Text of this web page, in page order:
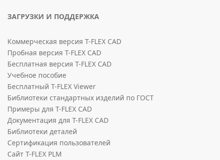
ЗАГРУЗКИ И ПОДДЕРЖКА
Коммерческая версия T-FLEX CAD
Пробная версия T-FLEX CAD
Бесплатная версия T-FLEX CAD
Учебное пособие
Бесплатный T-FLEX Viewer
Библиотеки стандартных изделий по ГОСТ
Примеры для T-FLEX CAD
Документация для T-FLEX CAD
Библиотеки деталей
Сертификация пользователей
Сайт T-FLEX PLM